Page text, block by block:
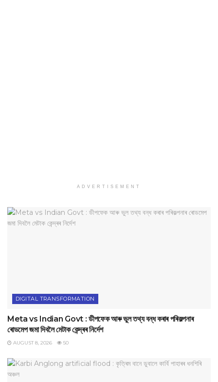
ADVERTISEMENT
DIGITAL TRANSFORMATION
Meta vs Indian Govt : ডীপফেক আৰু ভুল তথ্য বন্ধ কৰাৰ পৰিকল্পনাৰ
ৰোডমেপ জমা দিবলৈ মেটাক কেন্দ্ৰৰ নিৰ্দেশ
AUGUST 8, 2026 50